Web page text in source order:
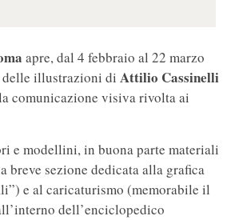
apre, dal 4 febbraio al 22 marzo
illustrazioni di Attilio Cassinelli
comunicazione visiva rivolta ai
e modellini, in buona parte materiali
breve sezione dedicata alla grafica
e al caricaturismo (memorabile il
dell’enciclopedico